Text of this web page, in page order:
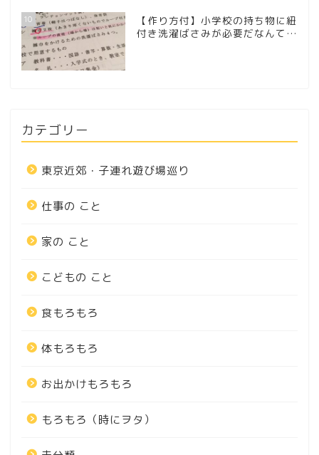
10
【作り方付】小学校の持ち物に紐
付き洗濯ばさみが必要だなんて…
カテゴリー
東京近郊・子連れ遊び場巡り
仕事の こと
家の こと
こどもの こと
食もろもろ
体もろもろ
お出かけもろもろ
もろもろ（時にヲタ）